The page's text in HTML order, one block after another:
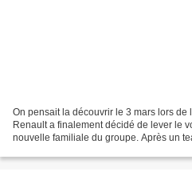
On pensait la découvrir le 3 mars lors
Renault a finalement décidé de lever le
nouvelle familiale du groupe. Après un